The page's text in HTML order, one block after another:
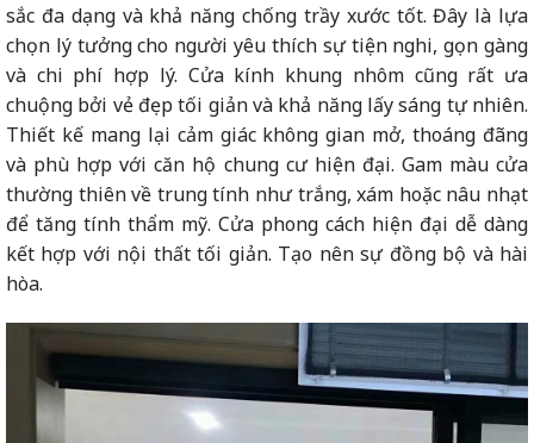
sắc đa dạng và khả năng chống trầy xước tốt. Đây là lựa
chọn lý tưởng cho người yêu thích sự tiện nghi, gọn gàng
và chi phí hợp lý. Cửa kính khung nhôm cũng rất ưa
chuộng bởi vẻ đẹp tối giản và khả năng lấy sáng tự nhiên.
Thiết kế mang lại cảm giác không gian mở, thoáng đãng
và phù hợp với căn hộ chung cư hiện đại. Gam màu cửa
thường thiên về trung tính như trắng, xám hoặc nâu nhạt
để tăng tính thẩm mỹ. Cửa phong cách hiện đại dễ dàng
kết hợp với nội thất tối giản. Tạo nên sự đồng bộ và hài
hòa.